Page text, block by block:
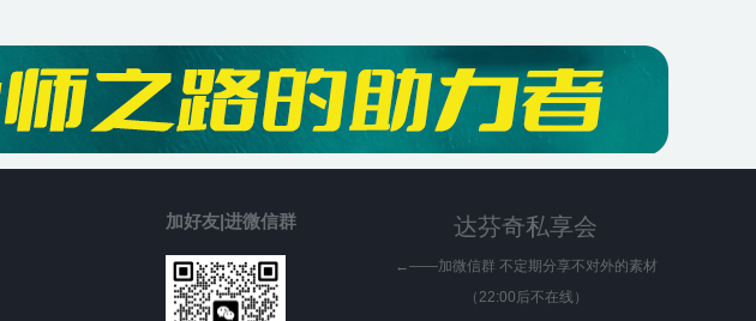
加好友|进微信群 达芬奇私享会
←——加微信群 不定期分享不对外的素材
（22:00后不在线）